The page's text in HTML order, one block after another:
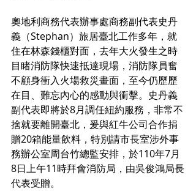
奧地利商務代表辦事處商務副代表史丹
義（Stephan）旅居臺北工作多年，就
住在林森錢櫃對面，去年大火發生之時
目睹消防隊快速抵達現場，消防隊員奮
不顧身衝入火場救災畫面，至今仍歷歷
在目、難忘內心的感動與衝擊。史丹義
副代表即將於8月調任紐約服務，非常不
捨就要離開臺北，爰與紅牛公司合作捐
贈20箱能量飲料，特別請市長室涉外事
務辦公室周台竹總監安排，於110年7月
8日上午11時拜會消防局，由吳俊鴻局長
代表受贈。